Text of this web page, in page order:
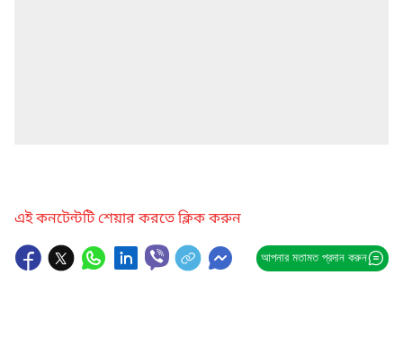
এই কনটেন্টটি শেয়ার করতে ক্লিক করুন
আপনার মতামত প্রদান করুন